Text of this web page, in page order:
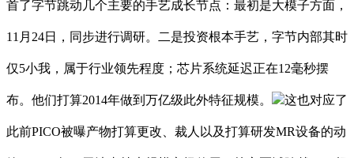
首了字节跳动几个主要的手艺成长节点：最初是大模子方面，
11月24日，同步进行调研。二是投资根本手艺，字节内部其时
仅5小我，属于行业领先程度；芯片系统延迟正在12毫秒摆
布。他们打算2014年做到万亿级此外特征规模。 这也对应了
此前PICO被曝产物打算更改、裁人以及打算研发MR设备的动